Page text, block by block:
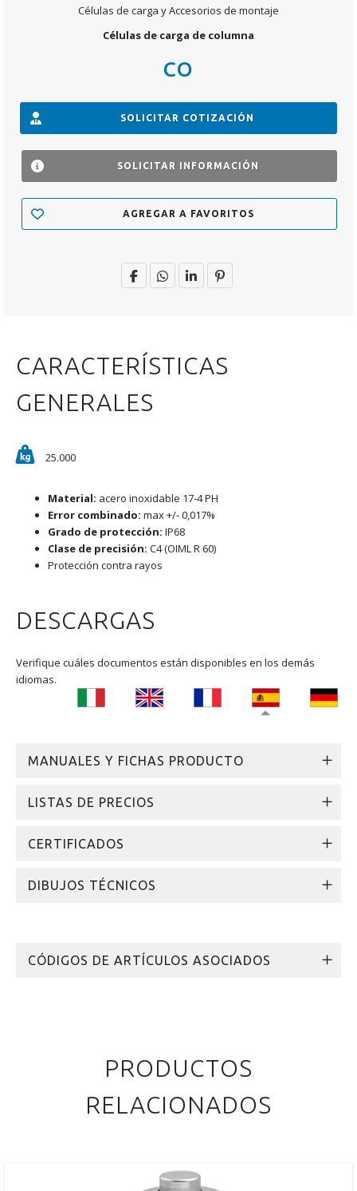
Células de carga y Accesorios de montaje
Células de carga de columna
CO
SOLICITAR COTIZACIÓN
SOLICITAR INFORMACIÓN
AGREGAR A FAVORITOS
CARACTERÍSTICAS
GENERALES
25.000
Material: acero inoxidable 17-4 PH
Error combinado: max +/- 0,017%
Grado de protección: IP68
Clase de precisión: C4 (OIML R 60)
Protección contra rayos
DESCARGAS
Verifique cuáles documentos están disponibles en los demás
idiomas.
MANUALES Y FICHAS PRODUCTO
LISTAS DE PRECIOS
CERTIFICADOS
DIBUJOS TÉCNICOS
CÓDIGOS DE ARTÍCULOS ASOCIADOS
PRODUCTOS
RELACIONADOS